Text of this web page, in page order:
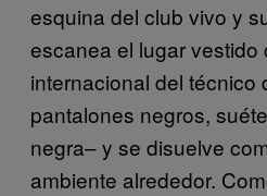
esquina del club vivo y
escanea el lugar vestido
internacional del técnico
pantalones negros,
negra– y se disuelve
ambiente alrededor.